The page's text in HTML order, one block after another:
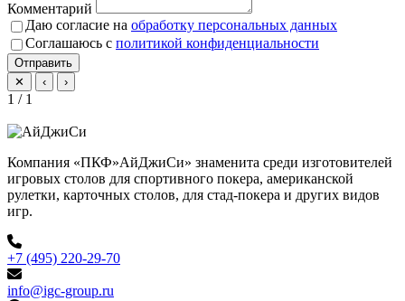
Комментарий
Даю согласие на обработку персональных данных
Соглашаюсь с политикой конфиденциальности
Отправить
✕
‹ ›
1 / 1
Компания «ПКФ»АйДжиСи» знаменита среди изготовителей
игровых столов для спортивного покера, американской
рулетки, карточных столов, для стад-покера и других видов
игр.
+7 (495) 220-29-70
info@igc-group.ru